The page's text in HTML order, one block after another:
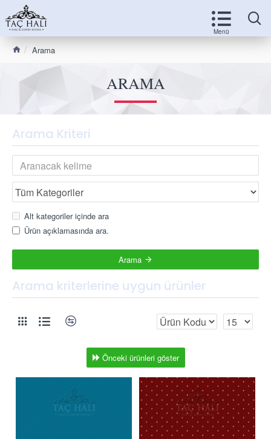
Arama
ARAMA
Arama Kriteri
Alt kategoriler içinde ara
Ürün açıklamasında ara.
Arama
Arama kriterlerine uygun ürünler
Önceki ürünleri göster